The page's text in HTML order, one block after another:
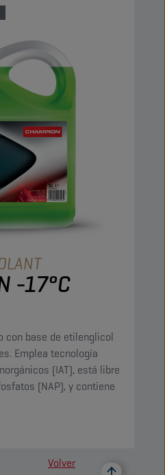
-17°C
con base de etilenglicol
Emplea tecnología
(IAT), está libre
(NAP), y contiene
Volver